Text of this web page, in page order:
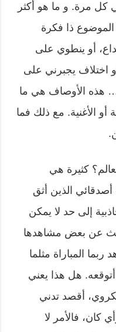
كل مرة. و ما هو أكثر
الموضوع ذا فكرة
أو ينطوي على
اختلاف يجبرني على
هذه الأوصاف هي ما
الأغنية. مع ذلك فما
كثيرة هي
أصدقائي الذين أثق
إلى حد لا يمكن
عن بعض مشاهدها
المباراة مثلما
هل هذا يعني
أقصد تدني
كان، فالأمر لا